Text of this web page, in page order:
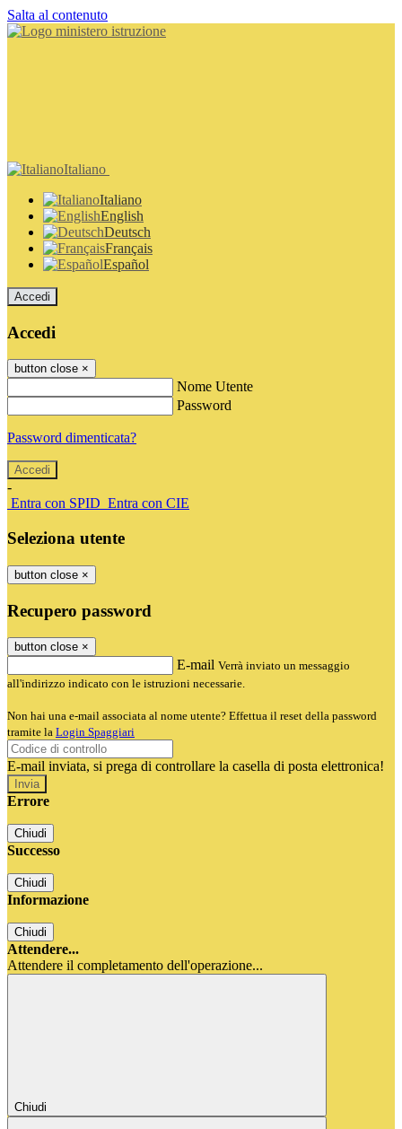
Salta al contenuto
Italiano
Italiano
English
Deutsch
Français
Español
Accedi
Accedi
button close ×
Nome Utente
Password
Password dimenticata?
-
Entra con SPID Entra con CIE
Seleziona utente
button close ×
Recupero password
button close ×
E-mail Verrà inviato un messaggio
all'indirizzo indicato con le istruzioni necessarie.
Non hai una e-mail associata al nome utente? Effettua il reset della password
tramite la Login Spaggiari
E-mail inviata, si prega di controllare la casella di posta elettronica!
Errore
Chiudi
Successo
Chiudi
Informazione
Chiudi
Attendere...
Attendere il completamento dell'operazione...
Chiudi